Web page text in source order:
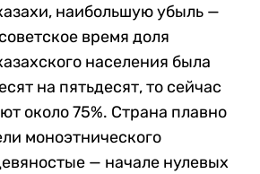
наибольшую убыль —
время доля
населения была
на пятьдесят, то сейчас
около 75%. Страна плавно
моноэтнического
— начале нулевых